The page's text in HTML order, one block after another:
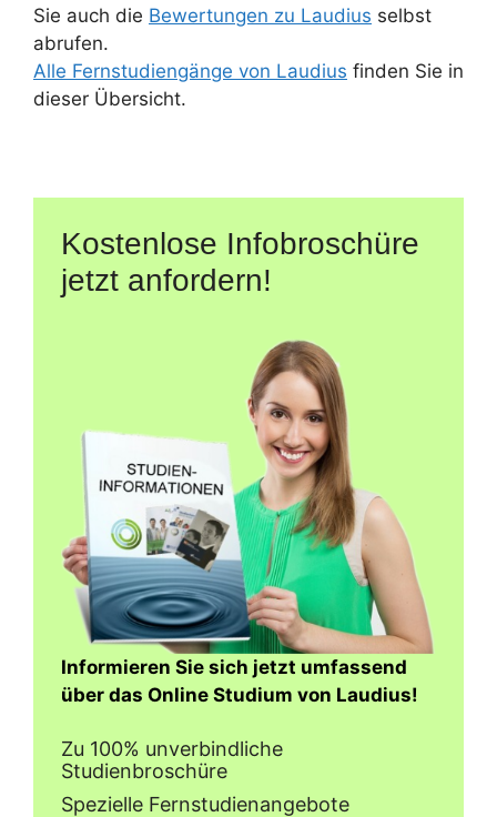
Sie auch die Bewertungen zu Laudius selbst
abrufen.
Alle Fernstudiengänge von Laudius finden Sie in
dieser Übersicht.
Kostenlose Infobroschüre
jetzt anfordern!
Informieren Sie sich jetzt umfassend
über das Online Studium von Laudius!
Zu 100% unverbindliche
Studienbroschüre
Spezielle Fernstudienangebote